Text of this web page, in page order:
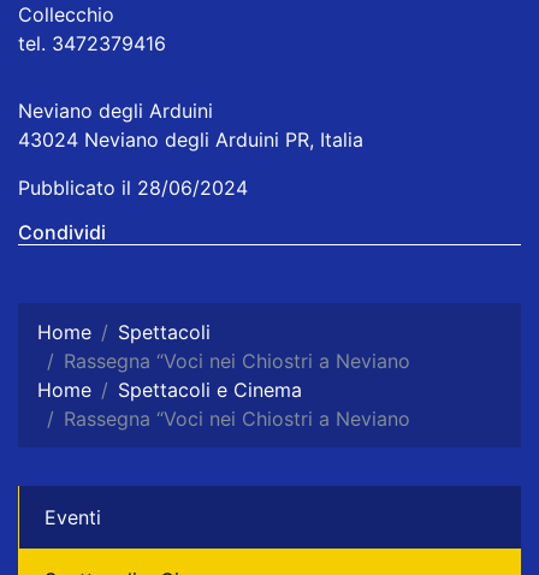
Collecchio
tel. 3472379416
Neviano degli Arduini
43024 Neviano degli Arduini PR, Italia
Pubblicato il 28/06/2024
Condividi
Home
Spettacoli
Rassegna “Voci nei Chiostri a Neviano
Home
Spettacoli e Cinema
Rassegna “Voci nei Chiostri a Neviano
Eventi